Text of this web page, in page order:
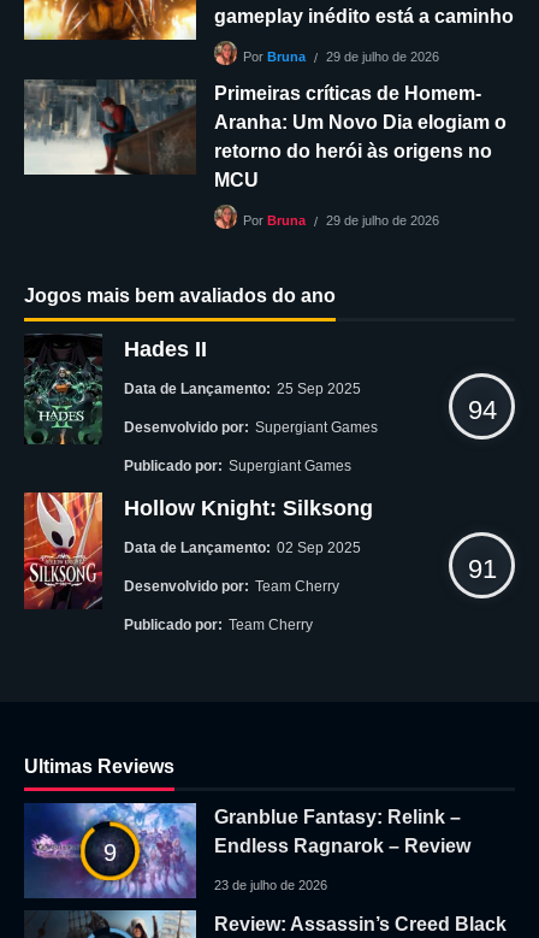
gameplay inédito está a caminho
Por Bruna 29 de julho de 2026
Primeiras críticas de Homem-
Aranha: Um Novo Dia elogiam o
retorno do herói às origens no
MCU
Por Bruna 29 de julho de 2026
Jogos mais bem avaliados do ano
Hades II
Data de Lançamento: 25 Sep 2025
Desenvolvido por: Supergiant Games
Publicado por: Supergiant Games
94
Hollow Knight: Silksong
Data de Lançamento: 02 Sep 2025
Desenvolvido por: Team Cherry
Publicado por: Team Cherry
91
Ultimas Reviews
9
Granblue Fantasy: Relink –
Endless Ragnarok – Review
23 de julho de 2026
Review: Assassin’s Creed Black